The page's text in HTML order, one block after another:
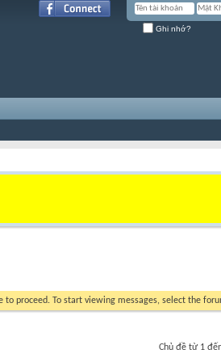
Ghi nhớ?
to proceed. To start viewing messages, select the
Chủ đề từ 1